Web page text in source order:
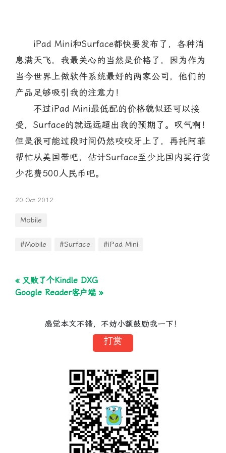
iPad Mini和Surface都快要发布了，各种消
息满天飞，我最关心的当然是价格了，因为作为
当今世界上做软件系统最好的两家公司，他们的
产品足够吸引我的注意力！
不过iPad Mini最低配的价格貌似还可以接
受，Surface的就远远超出我的预期了。叹气啊！
但是很可能过段时间仍然咬咬牙上了，再托阿菲
帮忙从美国带吧，估计Surface至少比国内买行货
少花费500人民币吧。
20 Oct 2012
Mobile
#Mobile #Surface #iPad Mini
« 又败了个Kindle DXG
Google Reader客户端 »
感觉本文不错，不妨小额鼓励我一下！
打赏